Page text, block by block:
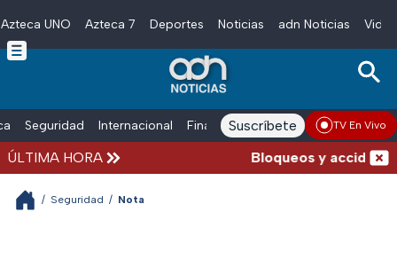
Skip to main content
Azteca UNO Azteca 7 Deportes Noticias adn Noticias
Seguridad Internacional Finanzas adn Noticias Radio
Suscríbete TV En Vivo
ÚLTIMA HORA Bloqueos y
/ Seguridad / Nota